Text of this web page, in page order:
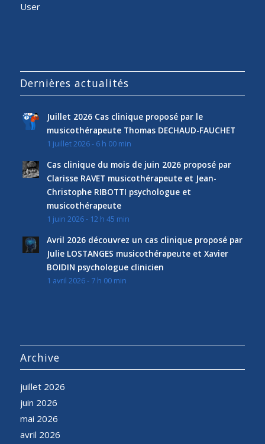
User
Dernières actualités
Juillet 2026 Cas clinique proposé par le
musicothérapeute Thomas DECHAUD-FAUCHET
1 juillet 2026 - 6 h 00 min
Cas clinique du mois de juin 2026 proposé par
Clarisse RAVET musicothérapeute et Jean-
Christophe RIBOTTI psychologue et
musicothérapeute
1 juin 2026 - 12 h 45 min
Avril 2026 découvrez un cas clinique proposé par
Julie LOSTANGES musicothérapeute et Xavier
BOIDIN psychologue clinicien
1 avril 2026 - 7 h 00 min
Archive
juillet 2026
juin 2026
mai 2026
avril 2026